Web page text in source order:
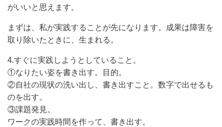
がいいと思えます。
まずは、私が実践することが先になります。成果は障害を
取り除いたときに、生まれる。
4.すぐに実践しようとしていること。
①なりたい姿を書き出す。目的。
②自社の現状の洗い出し、書き出すこと。数字で出せるも
のを出す。
③課題発見。
ワークの実践時間を作って、書き出す。